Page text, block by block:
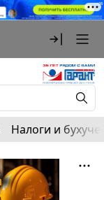
Налоги и